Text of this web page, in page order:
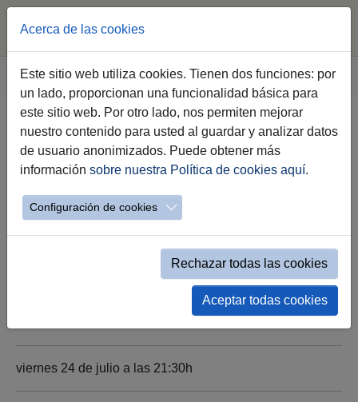
Saltar al contenido principal
Estás aquí:
Jerez.es Eventos detalle
FIN DE FIESTA DIA DE
SANTIAGO/ ACCESO LIBRE
Plaza de Santiago
viernes 24 de julio a las 21:30h
Acerca de las cookies
Este sitio web utiliza cookies. Tienen dos funciones: por
un lado, proporcionan una funcionalidad básica para
este sitio web. Por otro lado, nos permiten mejorar
nuestro contenido para usted al guardar y analizar datos
de usuario anonimizados. Puede obtener más
información sobre nuestra Política de cookies aquí.
Configuración de cookies
Rechazar todas las cookies
Aceptar todas cookies